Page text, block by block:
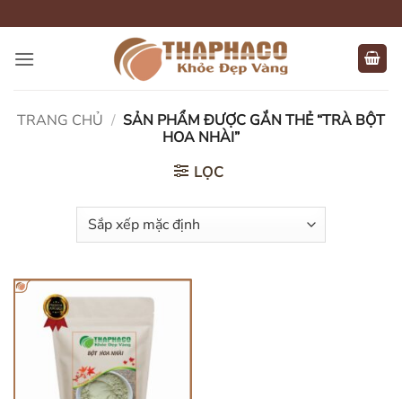
qua
nội
TRANG CHỦ / SẢN PHẨM ĐƯỢC GẮN THẺ “TRÀ BỘT
HOA NHÀI”
LỌC